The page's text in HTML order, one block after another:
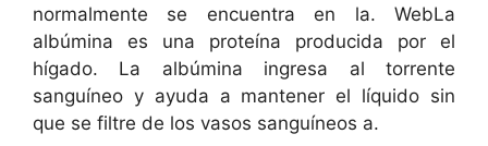
normalmente se encuentra en la. WebLa
albúmina es una proteína producida por el
hígado. La albúmina ingresa al torrente
sanguíneo y ayuda a mantener el líquido sin
que se filtre de los vasos sanguíneos a.